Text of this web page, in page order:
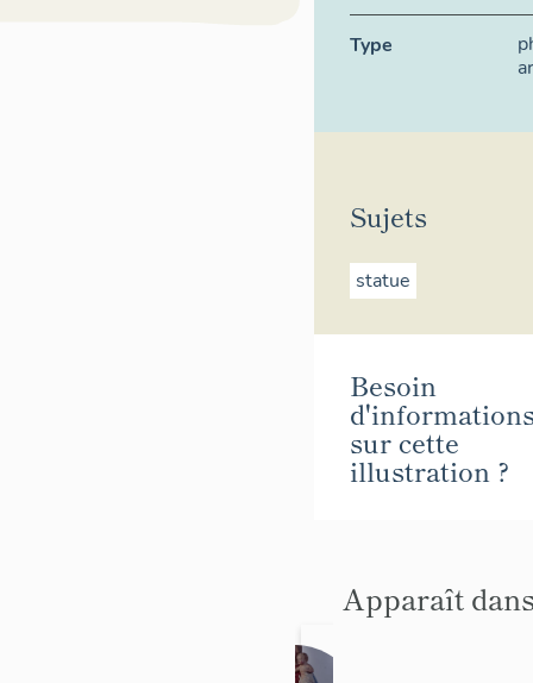
Type
Sujets
statue
Besoin
sur cette
illustration ?
Apparaît